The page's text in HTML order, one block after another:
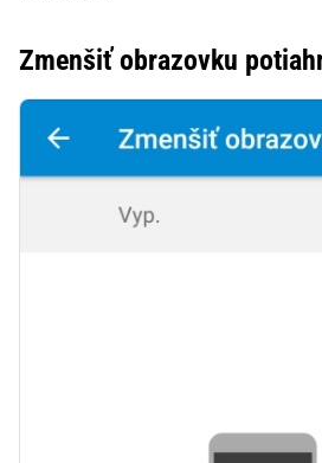
Zmenšiť obrazovku